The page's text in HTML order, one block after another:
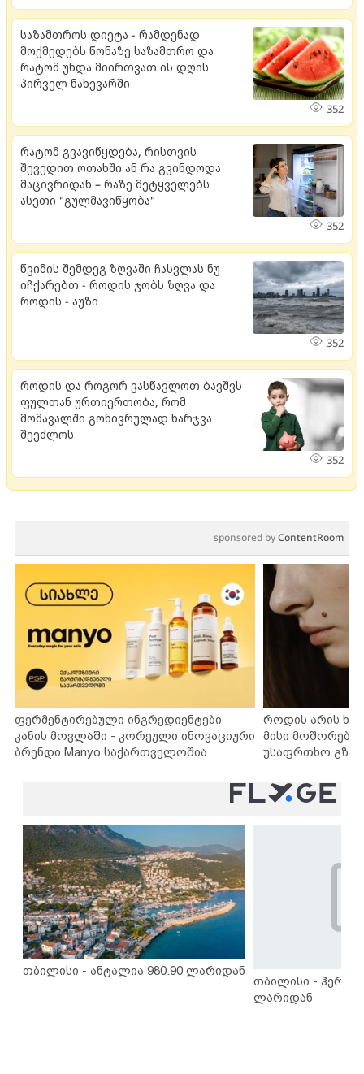
საზამთროს დიეტა - რამდენად
მოქმედებს წონაზე საზამთრო და
რატომ უნდა მიირთვათ ის დღის
პირველ ნახევარში
352
რატომ გვავიწყდება, რისთვის
შევედით ოთახში ან რა გვინდოდა
მაცივრიდან – რაზე მეტყველებს
ასეთი "გულმავიწყობა"
352
წვიმის შემდეგ ზღვაში ჩასვლას ნუ
იჩქარებთ - როდის ჯობს ზღვა და
როდის - აუზი
352
როდის და როგორ ვასწავლოთ ბავშვს
ფულთან ურთიერთობა, რომ
მომავალში გონივრულად ხარჯვა
შეეძლოს
352
sponsored byContentRoom
ფერმენტირებული ინგრედიენტები
კანის მოვლაში - კორეული ინოვაციური
ბრენდი Manyo საქართველოშია
როდის არის
მისი
უსაფრთხო
თბილისი - ანტალია 980.90 ლარიდან
თბილისი -
ლარიდან